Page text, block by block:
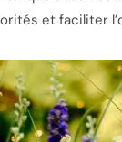
et faciliter